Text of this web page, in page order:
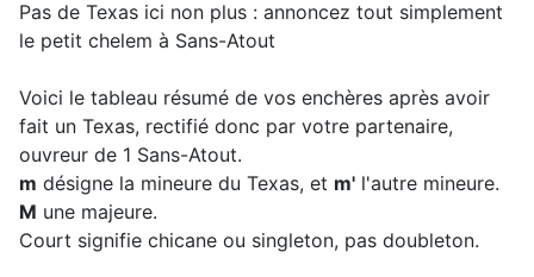
Pas de Texas ici non plus : annoncez tout simplement
le petit chelem à Sans-Atout
Voici le tableau résumé de vos enchères après avoir
fait un Texas, rectifié donc par votre partenaire,
ouvreur de 1 Sans-Atout.
m désigne la mineure du Texas, et m' l'autre mineure.
M une majeure.
Court signifie chicane ou singleton, pas doubleton.